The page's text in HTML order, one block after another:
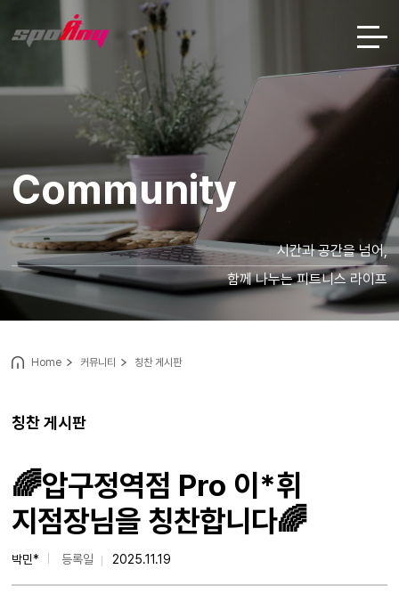
Community
시간과 공간을 넘어,
함께 나누는 피트니스 라이프
칭찬 게시판
Home 커뮤니티 칭찬 게시판
🌈압구정역점 Pro 이*휘
지점장님을 칭찬합니다🌈
박민* 등록일 2025.11.19